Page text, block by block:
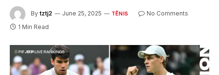
By tztj2 June 25, 2025 TÊNIS
No Comments
1 Min Read